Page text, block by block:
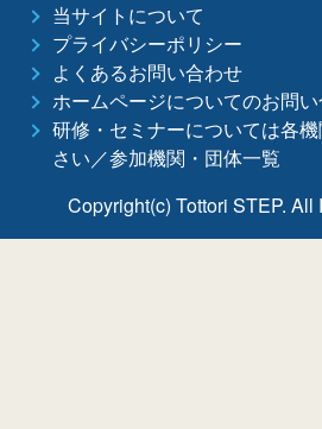
当サイトについて
プライバシーポリシー
よくあるお問い合わせ
ホームページについてのお問
研修・セミナーについては各
さい／参加機関・団体一覧
Copyright(c) Tottori STEP.